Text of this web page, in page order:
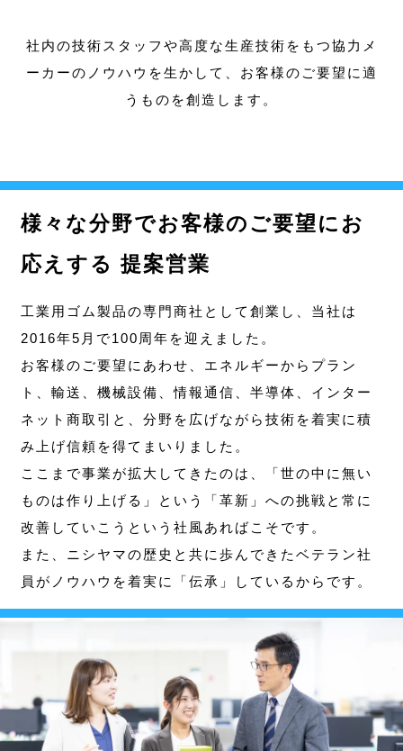
社内の技術スタッフや高度な生産技術をもつ協力メ
ーカーのノウハウを生かして、お客様のご要望に適
うものを創造します。
様々な分野でお客様のご要望にお
応えする 提案営業
工業用ゴム製品の専門商社として創業し、当社は
2016年5月で100周年を迎えました。
お客様のご要望にあわせ、エネルギーからプラン
ト、輸送、機械設備、情報通信、半導体、インター
ネット商取引と、分野を広げながら技術を着実に積
み上げ信頼を得てまいりました。
ここまで事業が拡大してきたのは、「世の中に無い
ものは作り上げる」という「革新」への挑戦と常に
改善していこうという社風あればこそです。
また、ニシヤマの歴史と共に歩んできたベテラン社
員がノウハウを着実に「伝承」しているからです。